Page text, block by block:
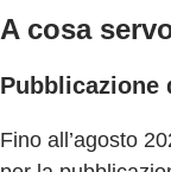
A cosa
Pubblicazione
Fino all’agosto